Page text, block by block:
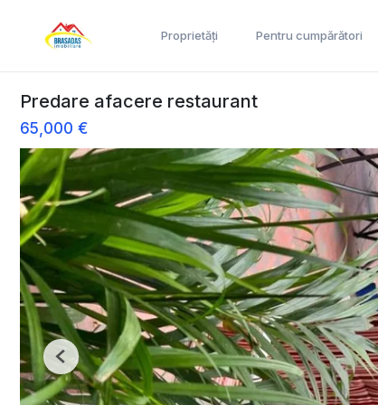
Proprietăți Pentru cumpărători
Predare afacere restaurant
65,000 €
Previous